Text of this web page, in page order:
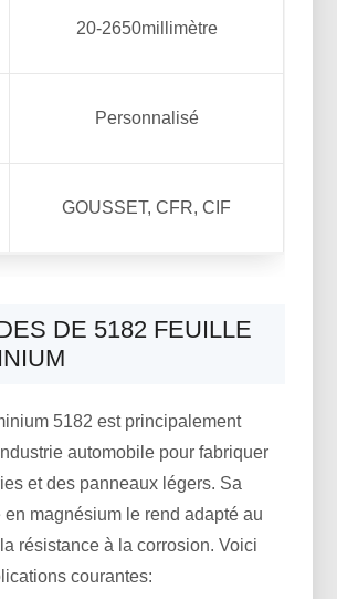
20-2650millimètre
Personnalisé
GOUSSET, CFR, CIF
DE 5182 FEUILLE
5182 est principalement
automobile pour fabriquer
et des panneaux légers. Sa
en magnésium le rend adapté au
résistance à la corrosion. Voici
courantes: